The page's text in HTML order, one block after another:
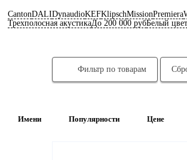
Распродажа
CantonDALIDynaudioKEFKlipschMissionPremiera
Трехполосная акустикаДо 200 000 рубБелый цвет
Фильтр по товарам
Имени Популярности Цене